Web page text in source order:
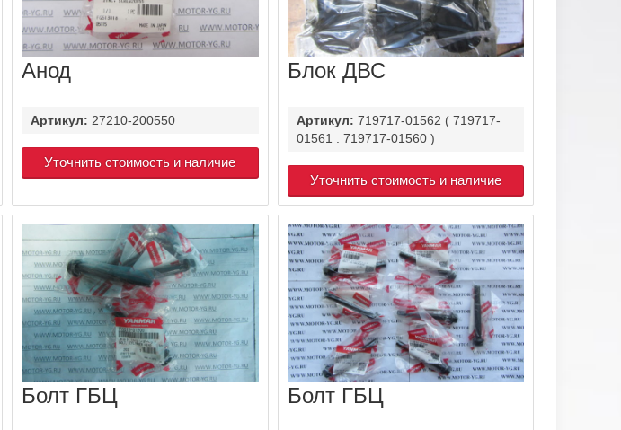
Анод
Артикул: 27210-200550
Уточнить стоимость и наличие
Блок ДВС
Артикул: 719717-01562 ( 719717-
01561 . 719717-01560 )
Уточнить стоимость и наличие
Болт ГБЦ Болт ГБЦ